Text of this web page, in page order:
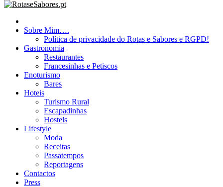
RotaseSabores.pt
Sobre Mim….
Política de privacidade do Rotas e Sabores e RGPD!
Gastronomia
Restaurantes
Francesinhas e Petiscos
Enoturismo
Bares
Hoteis
Turismo Rural
Escapadinhas
Hostels
Lifestyle
Moda
Receitas
Passatempos
Reportagens
Contactos
Press